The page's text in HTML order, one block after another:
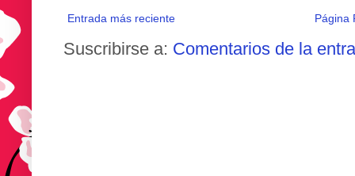
Entrada más reciente Página
Suscribirse a: Comentarios de la